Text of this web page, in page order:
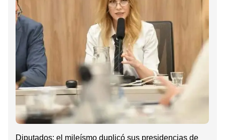
Diputados: el mileísmo duplicó sus presidencias de